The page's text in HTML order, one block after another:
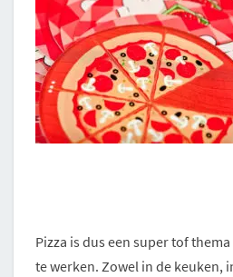
Pizza is dus een super tof
te werken. Zowel in de keuken,